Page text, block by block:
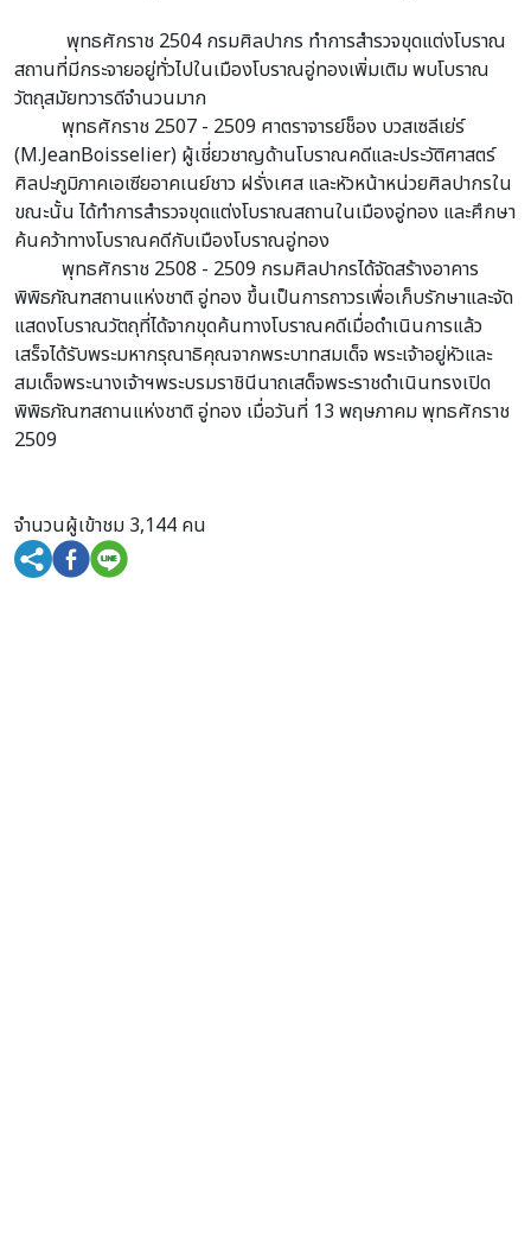
พุทธศักราช 2504 กรมศิลปากร ทำการสำรวจขุดแต่งโบราณ
สถานที่มีกระจายอยู่ทั่วไปในเมืองโบราณอู่ทองเพิ่มเติม พบโบราณ
วัตถุสมัยทวารดีจำนวนมาก
พุทธศักราช 2507 - 2509 ศาตราจารย์ช็อง บวสเซลีเย่ร์
(M.JeanBoisselier) ผู้เชี่ยวชาญด้านโบราณคดีและประวัติศาสตร์
ศิลปะภูมิภาคเอเซียอาคเนย์ชาว ฝรั่งเศส และหัวหน้าหน่วยศิลปากรใน
ขณะนั้น ได้ทำการสำรวจขุดแต่งโบราณสถานในเมืองอู่ทอง และศึกษา
ค้นคว้าทางโบราณคดีกับเมืองโบราณอู่ทอง
พุทธศักราช 2508 - 2509 กรมศิลปากรได้จัดสร้างอาคาร
พิพิธภัณฑสถานแห่งชาติ อู่ทอง ขึ้นเป็นการถาวรเพื่อเก็บรักษาและจัด
แสดงโบราณวัตถุที่ได้จากขุดค้นทางโบราณคดีเมื่อดำเนินการแล้ว
เสร็จได้รับพระมหากรุณาธิคุณจากพระบาทสมเด็จ พระเจ้าอยู่หัวและ
สมเด็จพระนางเจ้าฯพระบรมราชินีนาถเสด็จพระราชดำเนินทรงเปิด
พิพิธภัณฑสถานแห่งชาติ อู่ทอง เมื่อวันที่ 13 พฤษภาคม พุทธศักราช
2509
จำนวนผู้เข้าชม 3,144 คน